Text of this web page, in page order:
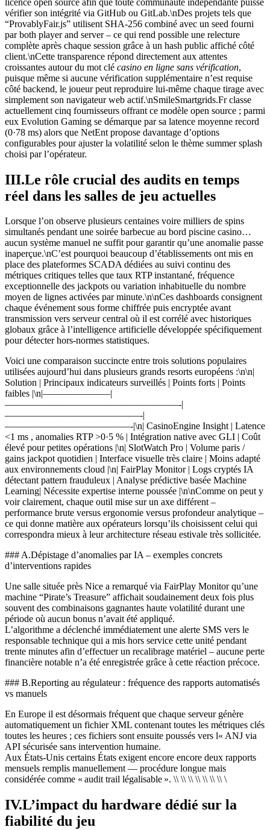
vérifier son intégrité via GitHub ou GitLab.\nDes projets tels que
“ProvablyFair.js” utilisent SHA‑256 combiné avec un seed fourni
par both player and server – ce qui rend possible une relecture
complète après chaque session grâce à un hash public affiché côté
client.\nCette transparence répond directement aux attentes
croissantes autour du mot clé casino en ligne sans vérification,
puisque même si aucune vérification supplémentaire n’est requise
côté backend, le joueur peut reproduire lui-même chaque tirage avec
simplement son navigateur web actif.\nSmile​Smartgrids.Fr classe
actuellement cinq fournisseurs offrant ce modèle open source ; parmi
eux Evolution Gaming se démarque par sa latence moyenne record
(0·78 ms) alors que NetEnt propose davantage d’options
configurables pour ajuster la volatilité selon le thème summer splash
choisi par l’opérateur.
III.Le rôle crucial des audits en temps
réel dans les salles de jeu actuelles
Lorsque l’on observe plusieurs centaines voire milliers de spins
simultanés pendant une soirée barbecue au bord piscine casino…
aucun système manuel ne suffit pour garantir qu’une anomalie passe
inaperçue.\nC’est pourquoi beaucoup d’établissements ont mis en
place des plateformes SCADA dédiées au suivi continu des
métriques critiques telles que taux RTP instantané, fréquence
exceptionnelle des jackpots ou variation inhabituelle du nombre
moyen de lignes activées par minute.\n\nCes dashboards consignent
chaque événement sous forme chiffrée puis encryptée avant
transmission vers serveur central où il est corrélé avec historiques
globaux grâce à l’intelligence artificielle développée spécifiquement
pour détecter hors‐normes statistiques.
Voici une comparaison succincte entre trois solutions populaires
utilisées aujourd’hui dans plusieurs grands resorts européens :\n\n|
Solution | Principaux indicateurs surveillés | Points forts | Points
faibles |\n|———————|
——————————————————-|
——————————————-|
—————————————-|\n| CasinoEngine Insight | Latence
<1 ms , anomalies RTP >0·5 % | Intégration native avec GLI | Coût
élevé pour petites opérations |\n| SlotWatch Pro | Volume paris /
gains jackpot quotidien | Interface visuelle très claire | Moins adapté
aux environnements cloud |\n| FairPlay Monitor | Logs cryptés IA
détectant pattern frauduleux | Analyse prédictive basée Machine
Learning| Nécessite expertise interne poussée |\n\nComme on peut y
voir clairement, chaque outil mise sur un axe différent –
performance brute versus ergonomie versus profondeur analytique –
ce qui donne matière aux opérateurs lorsqu’ils choisissent celui qui
correspondra mieux à leur architecture réseau estivale très sollicitée.
### A.Dépistage d’anomalies par IA – exemples concrets
d’interventions rapides
Une salle située près Nice a remarqué via FairPlay Monitor qu’une
machine “Pirate’s Treasure” affichait soudainement deux fois plus
souvent des combinaisons gagnantes haute volatilité durant une
période où aucun bonus n’avait été appliqué.
L’algorithme a déclenché immédiatement une alerte SMS vers le
responsable technique qui a mis hors service cette unité pendant
trente minutes afin d’effectuer un recalibrage matériel – aucune perte
financière notable n’a été enregistrée grâce à cette réaction précoce.
### B.Reporting au régulateur : fréquence des rapports automatisés
vs manuels
En Europe il est désormais fréquent que chaque serveur génère
automatiquement un fichier XML contenant toutes les métriques clés
toutes les heures ; ces fichiers sont ensuite poussés vers l« ANJ via
API sécurisée sans intervention humaine.
Aux États-Unis certains États exigent encore encore deux rapports
mensuels remplis manuellement — procédure longue mais
considérée comme « audit trail légalisable ». \\ \\ \\ \\ \\ \\ \\ \
IV.L’impact du hardware dédié sur la
fiabilité du jeu